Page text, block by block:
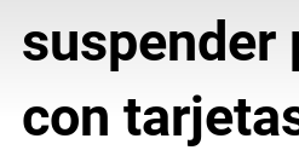
suspender
con